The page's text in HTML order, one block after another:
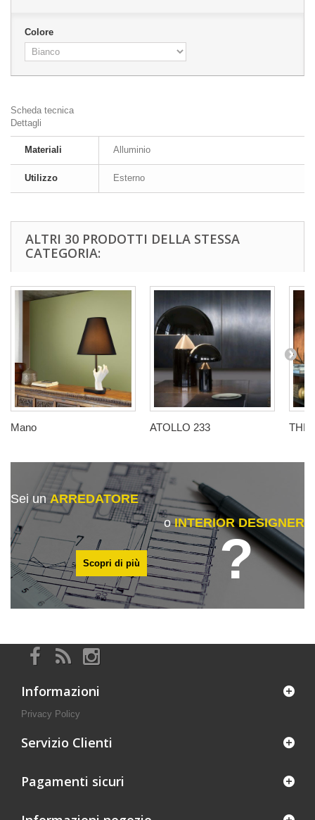
Colore
Scheda tecnica
Dettagli
Materiali Alluminio
Utilizzo Esterno
ALTRI 30 PRODOTTI DELLA STESSA
CATEGORIA:
Mano ATOLLO 233 THE
Sei un ARREDATORE
oINTERIOR DESIGNER
Scopri di più ?
Informazioni
Privacy Policy
Servizio Clienti
Pagamenti sicuri